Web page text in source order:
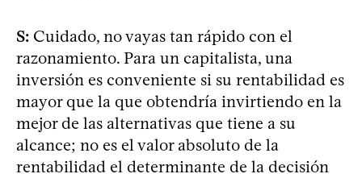
S: Cuidado, no vayas tan rápido con el
razonamiento. Para un capitalista, una
inversión es conveniente si su rentabilidad es
mayor que la que obtendría invirtiendo en la
mejor de las alternativas que tiene a su
alcance; no es el valor absoluto de la
rentabilidad el determinante de la decisión